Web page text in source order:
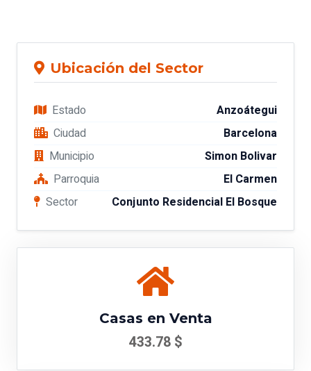
Ubicación del Sector
Estado
Anzoátegui
Ciudad
Barcelona
Municipio
Simon Bolivar
Parroquia
El Carmen
Sector
Conjunto Residencial El Bosque
Casas en Venta
433.78 $